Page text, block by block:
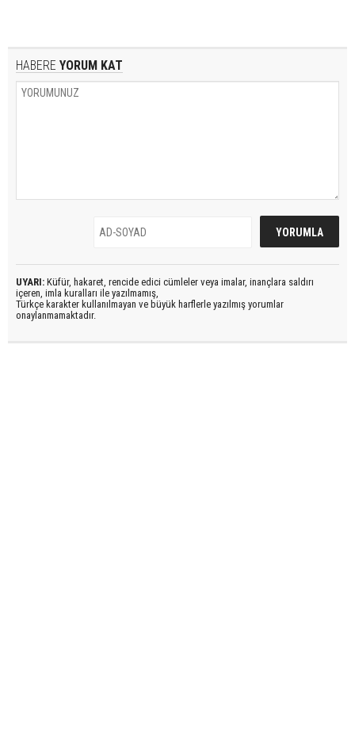
HABERE YORUM KAT
UYARI: Küfür, hakaret, rencide edici cümleler veya imalar, inançlara saldırı
içeren, imla kuralları ile yazılmamış,
Türkçe karakter kullanılmayan ve büyük harflerle yazılmış yorumlar
onaylanmamaktadır.